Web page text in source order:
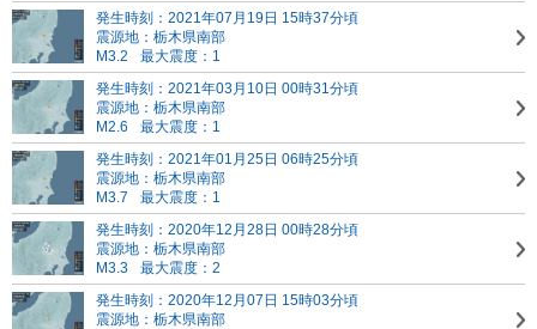
発生時刻：2021年07月19日 15時37分頃
震源地：栃木県南部
M3.2
最大震度：1
発生時刻：2021年03月10日 00時31分頃
震源地：栃木県南部
M2.6
最大震度：1
発生時刻：2021年01月25日 06時25分頃
震源地：栃木県南部
M3.7
最大震度：1
発生時刻：2020年12月28日 00時28分頃
震源地：栃木県南部
M3.3
最大震度：2
発生時刻：2020年12月07日 15時03分頃
震源地：栃木県南部